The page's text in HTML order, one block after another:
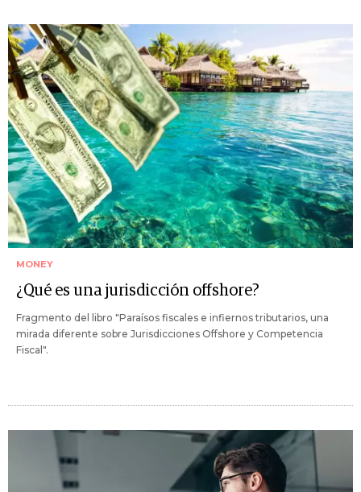
MONEY
¿Qué es una jurisdicción offshore?
Fragmento del libro "Paraísos fiscales e infiernos tributarios, una
mirada diferente sobre Jurisdicciones Offshore y Competencia
Fiscal".